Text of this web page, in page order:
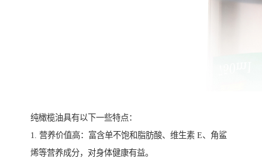
纯橄榄油具有以下一些特点：
1. 营养价值高：富含单不饱和脂肪酸、维生素 E、角鲨
烯等营养成分，对身体健康有益。